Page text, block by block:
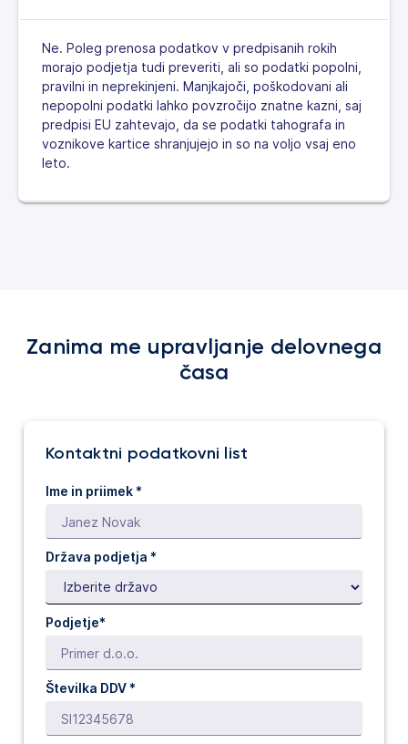
Ne. Poleg prenosa podatkov v predpisanih rokih
morajo podjetja tudi preveriti, ali so podatki popolni,
pravilni in neprekinjeni. Manjkajoči, poškodovani ali
nepopolni podatki lahko povzročijo znatne kazni, saj
predpisi EU zahtevajo, da se podatki tahografa in
voznikove kartice shranjujejo in so na voljo vsaj eno
leto.
Zanima me upravljanje delovnega
časa
Kontaktni podatkovni list
Ime in priimek *
Država podjetja *
Podjetje*
Številka DDV *